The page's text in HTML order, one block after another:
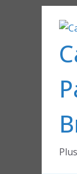
contenu